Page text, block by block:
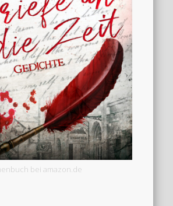
bei amazon.de